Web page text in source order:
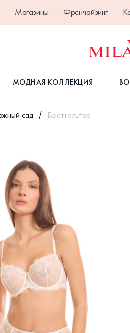
Магазины Франчайзинг
МОДНАЯ КОЛЛЕКЦИЯ
сад Бюстгальтер